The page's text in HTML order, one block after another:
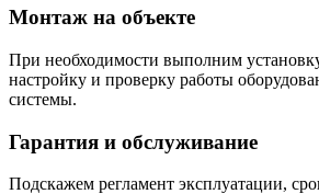
Монтаж на объекте
При необходимости выполним
настройку и проверку работы
системы.
Гарантия и обслуживание
Подскажем регламент эксплуатации,